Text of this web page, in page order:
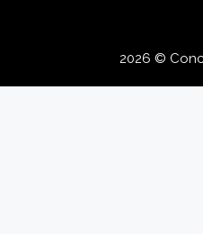
2026 ©